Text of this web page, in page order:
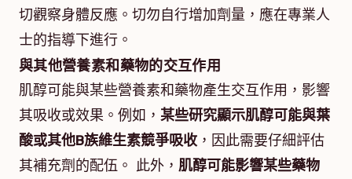
切觀察身體反應。切勿自行增加劑量，應在專業人
士的指導下進行。
與其他營養素和藥物的交互作用
肌醇可能與某些營養素和藥物產生交互作用，影響
其吸收或效果。例如， 某些研究顯示肌醇可能與葉
酸或其他B族維生素競爭吸收 ，因此需要仔細評估
其補充劑的配伍。 此外， 肌醇可能影響某些藥物